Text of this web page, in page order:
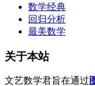
数学经典
回归分析
最美数学
关于本站
文艺数学君旨在通过